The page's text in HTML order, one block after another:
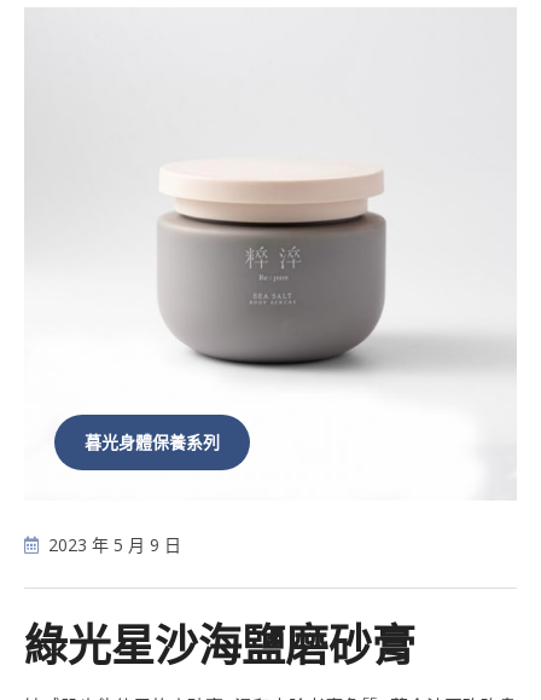
暮光身體保養系列
2023 年 5 月 9 日
綠光星沙海鹽磨砂膏